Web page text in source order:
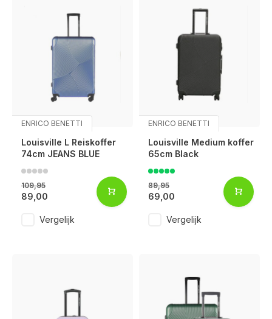
ENRICO BENETTI
Louisville L Reiskoffer
74cm JEANS BLUE
109,95
89,00
Vergelijk
ENRICO BENETTI
Louisville Medium koffer
65cm Black
89,95
69,00
Vergelijk